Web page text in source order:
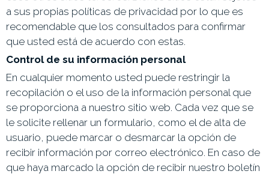
a sus propias políticas de privacidad por lo que es
recomendable que los consultados para confirmar
que usted está de acuerdo con estas.
Control de su información personal
En cualquier momento usted puede restringir la
recopilación o el uso de la información personal que
se proporciona a nuestro sitio web. Cada vez que se
le solicite rellenar un formulario, como el de alta de
usuario, puede marcar o desmarcar la opción de
recibir información por correo electrónico. En caso de
que haya marcado la opción de recibir nuestro boletín